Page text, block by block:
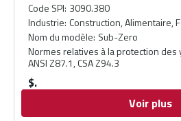
Code SPI: 3090.380
Industrie: Construction, Alimentaire,
Nom du modèle: Sub-Zero
Normes relatives à la protection des
ANSI Z87.1, CSA Z94.3
$
Voir plus